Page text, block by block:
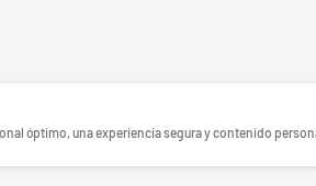
óptimo, una experiencia segura y contenido